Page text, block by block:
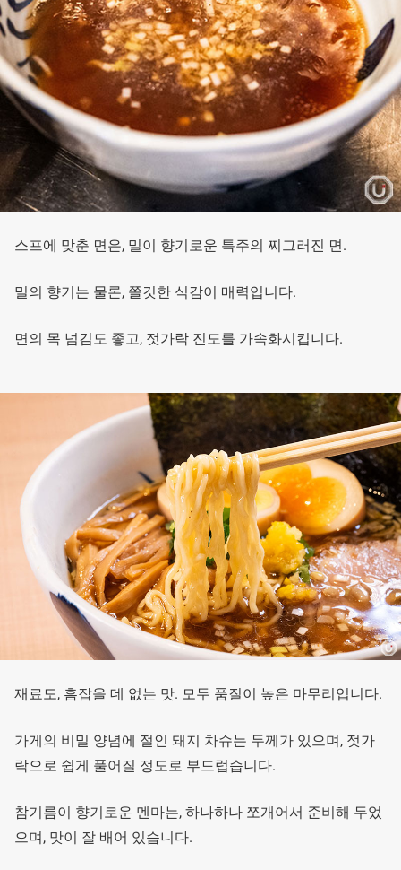
스프에 맞춘 면은, 밀이 향기로운 특주의 찌그러진 면.
밀의 향기는 물론, 쫄깃한 식감이 매력입니다.
면의 목 넘김도 좋고, 젓가락 진도를 가속화시킵니다.
재료도, 흠잡을 데 없는 맛. 모두 품질이 높은 마무리입니다.
가게의 비밀 양념에 절인 돼지 차슈는 두께가 있으며, 젓가
락으로 쉽게 풀어질 정도로 부드럽습니다.
참기름이 향기로운 멘마는, 하나하나 쪼개어서 준비해 두었
으며, 맛이 잘 배어 있습니다.